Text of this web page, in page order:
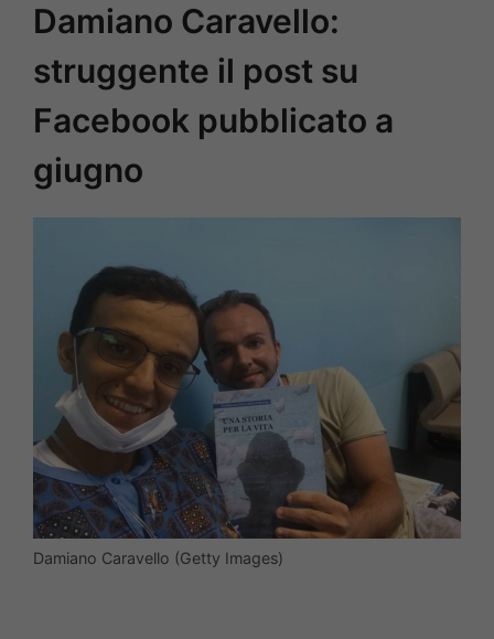
Damiano Caravello:
struggente il post su
Facebook pubblicato a
giugno
Damiano Caravello (Getty Images)